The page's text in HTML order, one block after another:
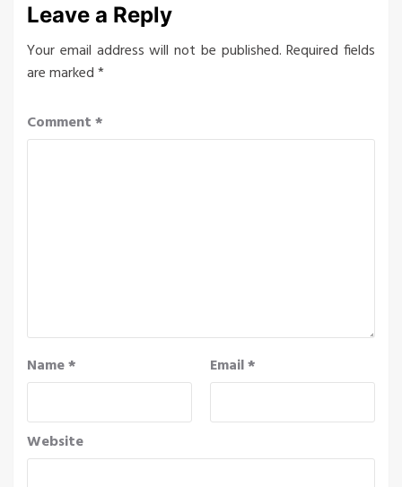
Leave a Reply
Your email address will not be published. Required fields
are marked*
Comment*
Name* Email*
Website